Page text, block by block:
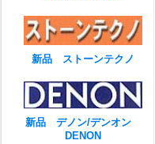
新品 ストーンテクノ
新品 デノン/デンオン
DENON